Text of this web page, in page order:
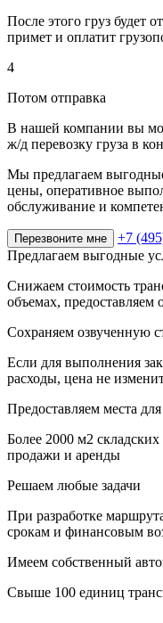
После этого груз будет
примет и оплатит
4
Потом отправка
В нашей компании вы
ж/д перевозку груза в
Мы предлагаем
цены, оперативное
обслуживание и
Перезвоните мне
+7
Предлагаем выгодные
Снижаем стоимость
объемах, предоставляем
Сохраняем озвученную
Если для выполнения
расходы, цена не
Предоставляем места
Более 2000 м2
продажи и аренды
Решаем любые задачи
При разработке
срокам и финансовым
Имеем собственный
Свыше 100 единиц